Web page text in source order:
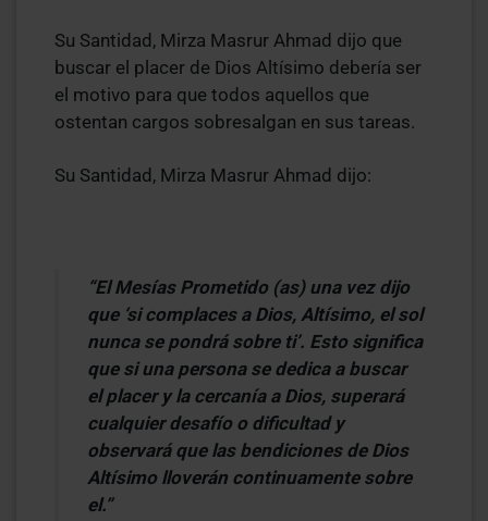
Su Santidad, Mirza Masrur Ahmad dijo que
buscar el placer de Dios Altísimo debería ser
el motivo para que todos aquellos que
ostentan cargos sobresalgan en sus tareas.
Su Santidad, Mirza Masrur Ahmad dijo:
“El Mesías Prometido (as) una vez dijo
que ‘si complaces a Dios, Altísimo, el sol
nunca se pondrá sobre ti’. Esto significa
que si una persona se dedica a buscar
el placer y la cercanía a Dios, superará
cualquier desafío o dificultad y
observará que las bendiciones de Dios
Altísimo lloverán continuamente sobre
el.”